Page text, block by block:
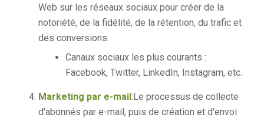
Web sur les réseaux sociaux pour créer de la
notoriété, de la fidélité, de la rétention, du trafic et
des conversions.
Canaux sociaux les plus courants :
Facebook, Twitter, LinkedIn, Instagram, etc.
Marketing par e-mail :Le processus de collecte
d'abonnés par e-mail, puis de création et d'envoi